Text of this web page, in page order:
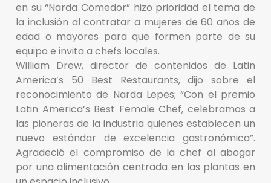
en su “Narda Comedor” hizo prioridad el tema de
la inclusión al contratar a mujeres de 60 años de
edad o mayores para que formen parte de su
equipo e invita a chefs locales.
William Drew, director de contenidos de Latin
America’s 50 Best Restaurants, dijo sobre el
reconocimiento de Narda Lepes; “Con el premio
Latin America’s Best Female Chef, celebramos a
las pioneras de la industria quienes establecen un
nuevo estándar de excelencia gastronómica”.
Agradeció el compromiso de la chef al abogar
por una alimentación centrada en las plantas en